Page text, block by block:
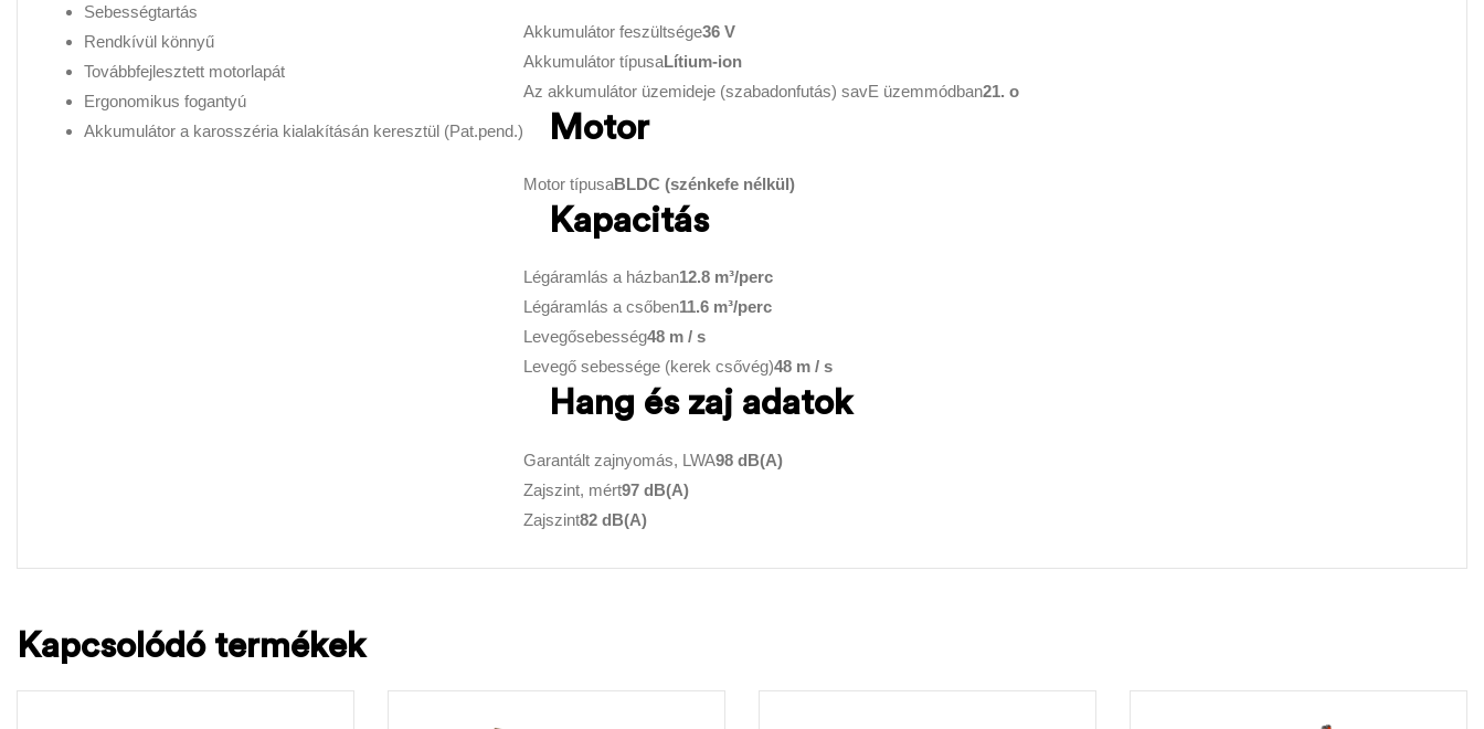
Sebességtartás
Rendkívül könnyű
Továbbfejlesztett motorlapát
Ergonomikus fogantyú
Akkumulátor a karosszéria kialakításán keresztül (Pat.pend.)
Akkumulátor feszültsége36 V
Akkumulátor típusaLítium-ion
Az akkumulátor üzemideje (szabadonfutás) savE üzemmódban21. o
Motor
Motor típusaBLDC (szénkefe nélkül)
Kapacitás
Légáramlás a házban12.8 m³/perc
Légáramlás a csőben11.6 m³/perc
Levegősebesség48 m / s
Levegő sebessége (kerek csővég)48 m / s
Hang és zaj adatok
Garantált zajnyomás, LWA98 dB(A)
Zajszint, mért97 dB(A)
Zajszint82 dB(A)
Kapcsolódó termékek